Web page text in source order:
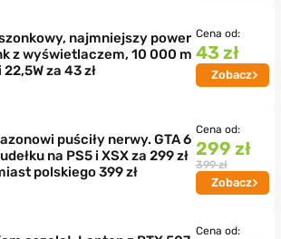
najmniejszy power
z wyświetlaczem, 10 000 m
22,5W za 43 zł
Cena od:
43 zł
Zobacz
puściły nerwy. GTA 6
na PS5 i XSX za 299 zł
polskiego 399 zł
Cena od:
299 zł
399 zł
Zobacz
Cena od: